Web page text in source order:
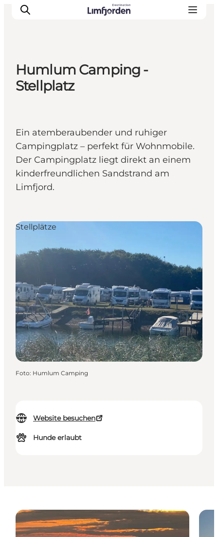
Humlum Camping -
Stellplatz
Ein atemberaubender und ruhiger
Campingplatz – perfekt für Wohnmobile.
Der Campingplatz liegt direkt an einem
kinderfreundlichen Sandstrand am
Limfjord.
Website besuchen
Hunde erlaubt
Stellplätze
Foto: Humlum Camping